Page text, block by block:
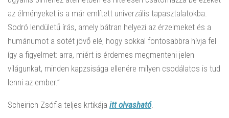
az élményeket is a már említett univerzális tapasztalatokba.
Sodró lendületű írás, amely bátran helyezi az érzelmeket és a
humánumot a sötét jövő elé, hogy sokkal fontosabbra hívja fel
így a figyelmet: arra, miért is érdemes megmenteni jelen
világunkat, minden kapzsisága ellenére milyen csodálatos is tud
lenni az ember.”
Scheirich Zsófia teljes krtikája itt olvasható.